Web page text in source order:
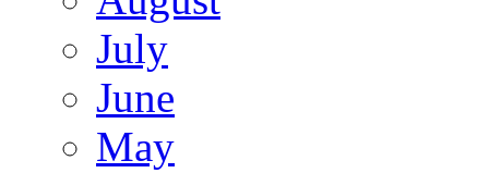
July
June
May